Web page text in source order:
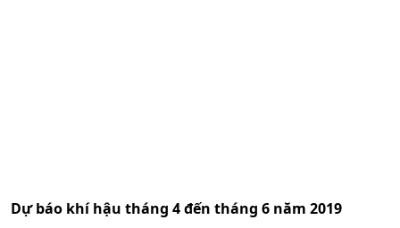
Dự báo khí hậu tháng 4 đến tháng 6 năm 2019